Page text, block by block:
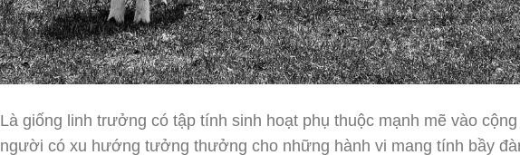
Là giống linh trưởng có tập tính sinh hoạt phụ thuộc mạnh mẽ vào
người có xu hướng tưởng thưởng cho những hành vi mang tính bầy